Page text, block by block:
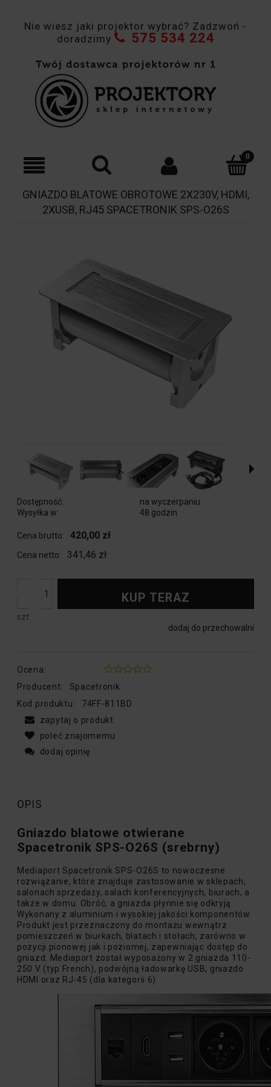
Nie wiesz jaki projektor wybrać? Zadzwoń -
doradzimy
575 534 224
GNIAZDO BLATOWE OBROTOWE 2X230V, HDMI,
2XUSB, RJ45 SPACETRONIK SPS-O26S
Dostępność:
na wyczerpaniu
Wysyłka w:
48 godzin
Cena brutto: 420,00 zł
Cena netto: 341,46 zł
szt.
KUP TERAZ
dodaj do przechowalni
Ocena:
Producent:
Spacetronik
Kod produktu:
74FF-811BD
zapytaj o produkt
poleć znajomemu
dodaj opinię
OPIS
Gniazdo blatowe otwierane
Spacetronik SPS-O26S (srebrny)
Mediaport Spacetronik SPS-O26S to nowoczesne
rozwiązanie, które znajduje zastosowanie w sklepach,
salonach sprzedaży, salach konferencyjnych, biurach, a
także w domu. Obróć, a gniazda płynnie się odkryją.
Wykonany z aluminium i wysokiej jakości komponentów.
Produkt jest przeznaczony do montażu wewnątrz
pomieszczeń w biurkach, blatach i stołach, zarówno w
pozycji pionowej jak i poziomej, zapewniając dostęp do
gniazd. Mediaport został wyposażony w 2 gniazda 110-
250 V (typ French), podwójną ładowarkę USB, gniazdo
HDMI oraz RJ-45 (dla kategorii 6).